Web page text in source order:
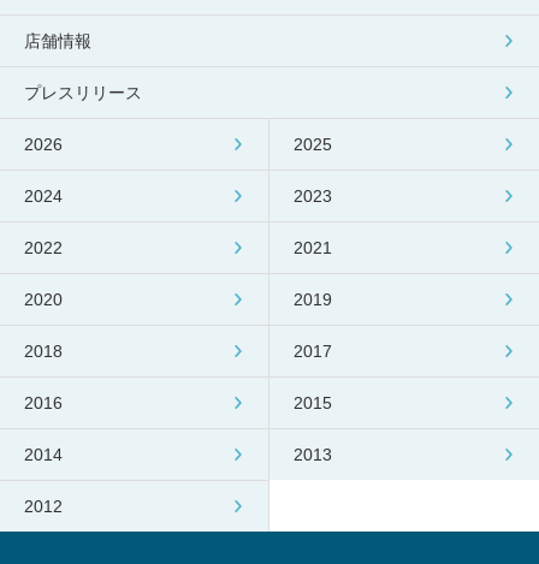
店舗情報
プレスリリース
2026 2025
2024 2023
2022 2021
2020 2019
2018 2017
2016 2015
2014 2013
2012